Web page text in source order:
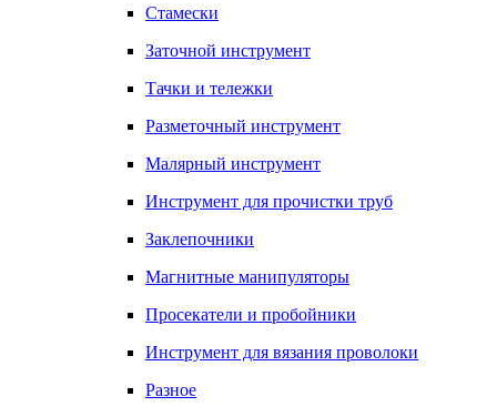
Стамески
Заточной инструмент
Тачки и тележки
Разметочный инструмент
Малярный инструмент
Инструмент для прочистки труб
Заклепочники
Магнитные манипуляторы
Просекатели и пробойники
Инструмент для вязания проволоки
Разное